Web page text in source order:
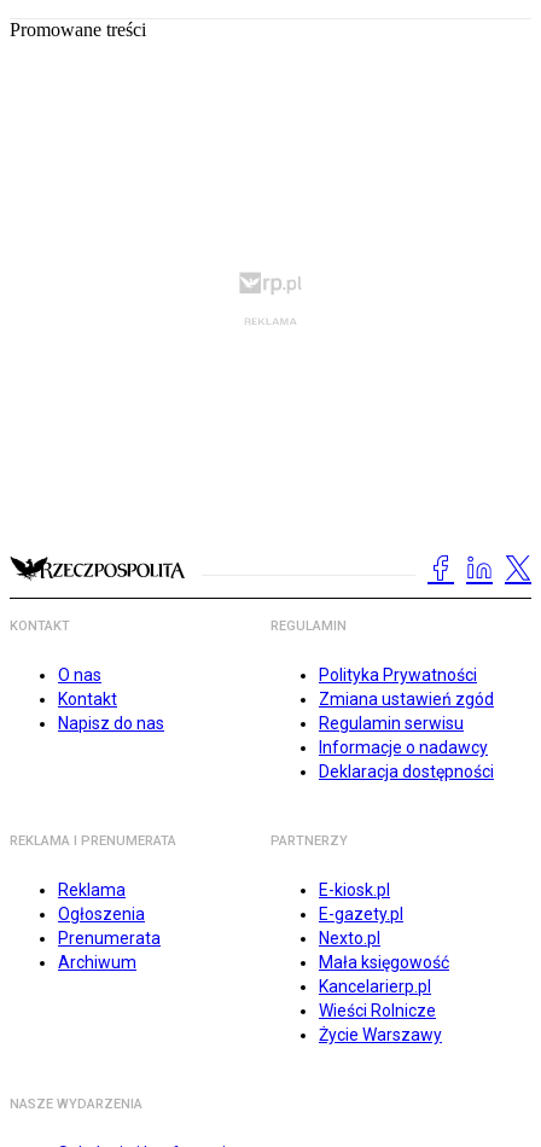
Promowane treści
KONTAKT
O nas
Kontakt
Napisz do nas
REGULAMIN
Polityka Prywatności
Zmiana ustawień zgód
Regulamin serwisu
Informacje o nadawcy
Deklaracja dostępności
REKLAMA I PRENUMERATA
Reklama
Ogłoszenia
Prenumerata
Archiwum
PARTNERZY
E-kiosk.pl
E-gazety.pl
Nexto.pl
Mała księgowość
Kancelarierp.pl
Wieści Rolnicze
Życie Warszawy
NASZE WYDARZENIA